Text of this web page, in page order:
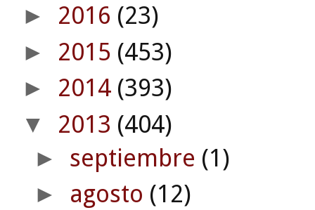
► 2016 (23)
► 2015 (453)
► 2014 (393)
▼ 2013 (404)
► septiembre (1)
► agosto (12)